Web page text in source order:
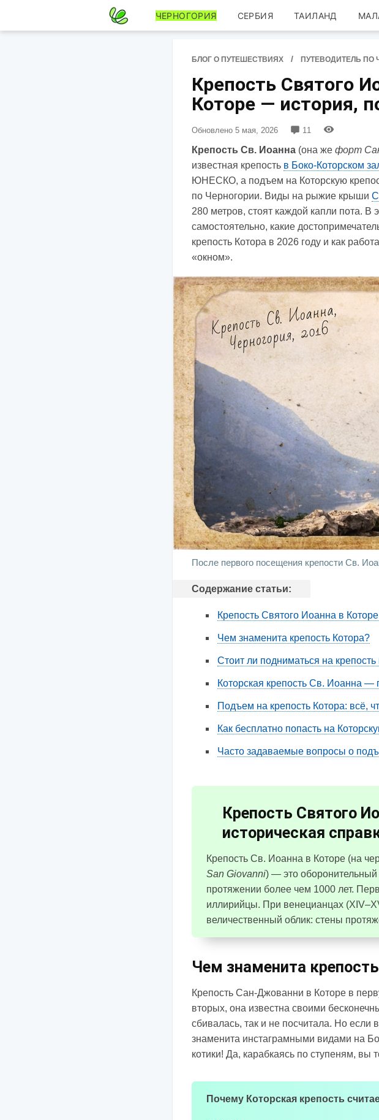
ЧЕРНОГОРИЯ СЕРБИЯ ТАИЛАНД
БЛОГ О ПУТЕШЕСТВИЯХ / ПУТЕВОДИТЕЛЬ ПО
Крепость Святого
Которе — история,
Обновлено5 мая, 2026 11
Крепость Св. Иоанна (она жефорт
известная крепость в Боко-Которском
ЮНЕСКО, а подъем на Которскую
по Черногории. Виды на рыжие крыши
280 метров, стоят каждой капли пота. В
самостоятельно, какие
крепость Котора в 2026 году и как
«окном».
После первого посещения крепости Св.
Содержание статьи:
Крепость Святого Иоанна в
Чем знаменита крепость Котора?
Стоит ли подниматься на
Которская крепость Св. Иоанна —
Подъем на крепость Котора: всё,
Как бесплатно попасть на
Часто задаваемые вопросы о
Крепость Святого
историческая
Крепость Св. Иоанна в Которе (на
San Giovanni) — это оборонительный
протяжении более чем 1000 лет.
иллирийцы. При венецианцах
величественный облик: стены
Чем знаменита
Крепость Сан-Джованни в Которе в
вторых, она известна своими
сбивалась, так и не посчитала. Но если
знаменита инстаграмными видами на
котики! Да, карабкаясь по ступеням, вы
Почему Которская крепость